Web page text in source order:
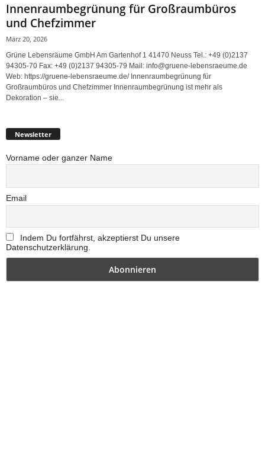
Innenraumbegrünung für Großraumbüros
und Chefzimmer
März 20, 2026
Grüne Lebensräume GmbH Am Gartenhof 1 41470 Neuss Tel.: +49 (0)2137
94305-70 Fax: +49 (0)2137 94305-79 Mail: info@gruene-lebensraeume.de
Web: https://gruene-lebensraeume.de/ Innenraumbegrünung für
Großraumbüros und Chefzimmer Innenraumbegrünung ist mehr als
Dekoration – sie...
Newsletter
Vorname oder ganzer Name
Email
Indem Du fortfährst, akzeptierst Du unsere
Datenschutzerklärung.